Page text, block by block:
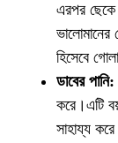
এরপর
হিসেবে
ডাবের পানি:
করে।এটি
সাহায্য